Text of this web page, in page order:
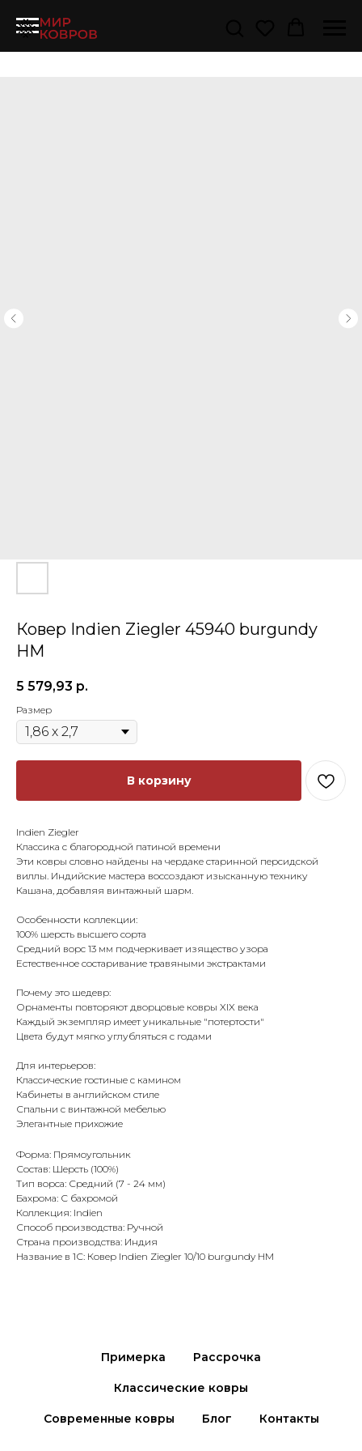
Ковер Indien Ziegler 45940 burgundy
HM
5 579,93 р.
Размер
В корзину
Indien Ziegler
Классика с благородной патиной времени
Эти ковры словно найдены на чердаке старинной персидской
виллы. Индийские мастера воссоздают изысканную технику
Кашана, добавляя винтажный шарм.
Особенности коллекции:
100% шерсть высшего сорта
Средний ворс 13 мм подчеркивает изящество узора
Естественное состаривание травяными экстрактами
Почему это шедевр:
Орнаменты повторяют дворцовые ковры XIX века
Каждый экземпляр имеет уникальные "потертости"
Цвета будут мягко углубляться с годами
Для интерьеров:
Классические гостиные с камином
Кабинеты в английском стиле
Спальни с винтажной мебелью
Элегантные прихожие
Форма: Прямоугольник
Состав: Шерсть (100%)
Тип ворса: Средний (7 - 24 мм)
Бахрома: С бахромой
Коллекция: Indien
Способ производства: Ручной
Страна производства: Индия
Название в 1С: Ковер Indien Ziegler 10/10 burgundy HM
Примерка Рассрочка
Классические ковры
Современные ковры Блог Контакты